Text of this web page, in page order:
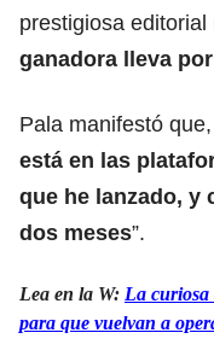
prestigiosa
ganadora lleva
Pala manifestó que,
está en las
que he lanzado, y
dos meses”.
Lea en la W: La curiosa
para que vuelvan a